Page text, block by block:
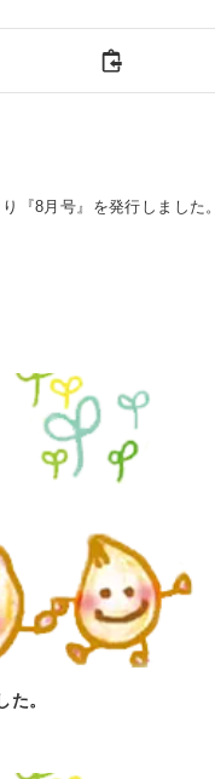
『8月号』を発行しました。
た。